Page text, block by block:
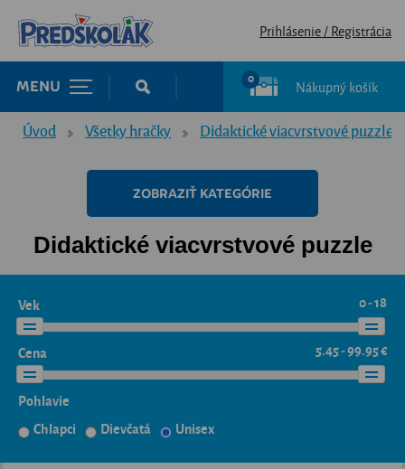
Prihlásenie / Registrácia
MENU 0 Nákupný košík
Úvod Všetky hračky Didaktické viacvrstvové puzzle
ZOBRAZIŤ KATEGÓRIE
Didaktické viacvrstvové puzzle
Vek 0 - 18
Cena 5.45 - 99.95 €
Pohlavie
Chlapci
Dievčatá Unisex